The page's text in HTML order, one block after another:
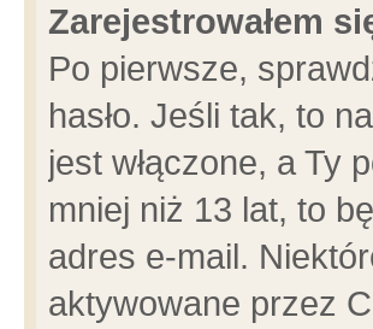
Zarejestrowałem
Po pierwsze,
hasło. Jeśli tak, to
jest włączone, a Ty
mniej niż 13 lat, to
adres e-mail.
aktywowane przez